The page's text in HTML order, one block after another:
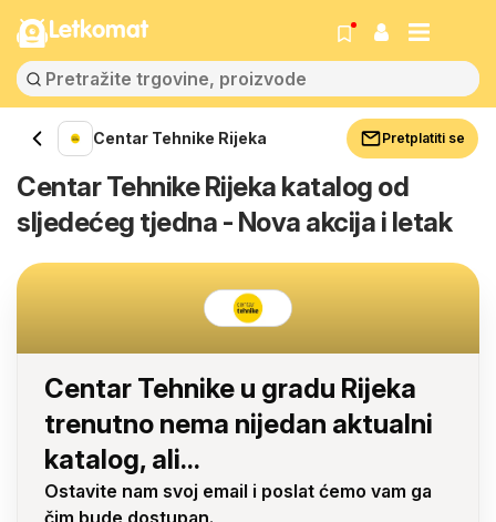
Letkomat
Centar Tehnike Rijeka Pretplatiti se
Centar Tehnike Rijeka katalog od
sljedećeg tjedna - Nova akcija i letak
Centar Tehnike u gradu Rijeka
trenutno nema nijedan aktualni
katalog, ali...
Ostavite nam svoj email i poslat ćemo vam ga
čim bude dostupan.